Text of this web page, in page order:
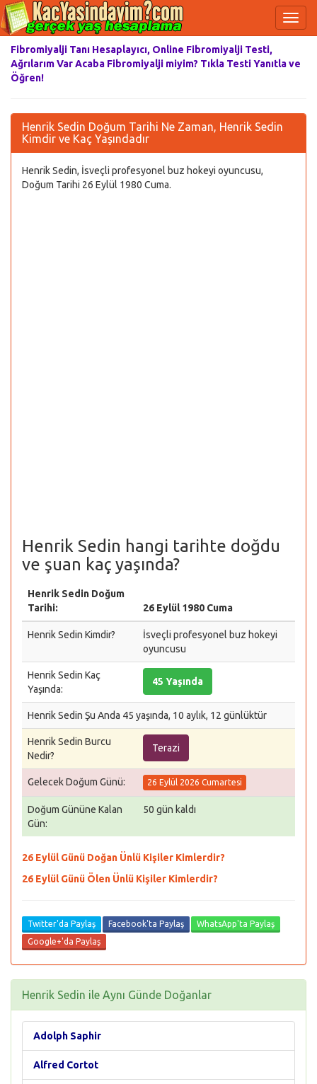
Fibromiyalji Tanı Hesaplayıcı, Online Fibromiyalji Testi,
Ağrılarım Var Acaba Fibromiyalji miyim? Tıkla Testi Yanıtla ve
Öğren!
Henrik Sedin Doğum Tarihi Ne Zaman, Henrik Sedin
Kimdir ve Kaç Yaşındadır
Henrik Sedin, İsveçli profesyonel buz hokeyi oyuncusu,
Doğum Tarihi 26 Eylül 1980 Cuma.
Henrik Sedin hangi tarihte doğdu
ve şuan kaç yaşında?
Henrik Sedin Doğum
Tarihi:
26 Eylül 1980 Cuma
Henrik Sedin Kimdir?
İsveçli profesyonel buz hokeyi
oyuncusu
Henrik Sedin Kaç
Yaşında:
45 Yaşında
Henrik Sedin Şu Anda 45 yaşında, 10 aylık, 12 günlüktür
Henrik Sedin Burcu
Nedir?
Terazi
Gelecek Doğum Günü: 26 Eylül 2026 Cumartesi
Doğum Gününe Kalan
Gün:
50 gün kaldı
26 Eylül Günü Doğan Ünlü Kişiler Kimlerdir?
26 Eylül Günü Ölen Ünlü Kişiler Kimlerdir?
Twitter'da Paylaş Facebook'ta Paylaş
WhatsApp'ta Paylaş
Google+'da Paylaş
Henrik Sedin ile Aynı Günde Doğanlar
Adolph Saphir
Alfred Cortot